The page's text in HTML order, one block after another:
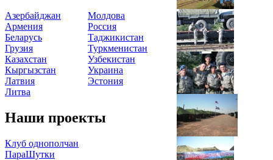
Азербайджан
Армения
Беларусь
Грузия
Казахстан
Кыргызстан
Латвия
Литва
Молдова
Россия
Таджикистан
Туркменистан
Узбекистан
Украина
Эстония
Наши проекты
Клуб однополчан
ПараШутки